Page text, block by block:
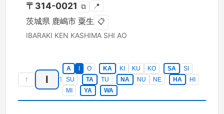
〒 314-0021 ⧉ 📍
茨城県 鹿嶋市 粟生 📋
IBARAKI KEN KASHIMA SHI AO
↑ I 1
A O KA KI KU KO SA
SI
SU
TA TU NA NU NE HA
HI
MI
YA WA